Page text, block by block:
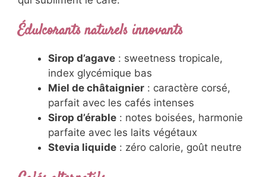
alternative.
Le lait de soja offre une richesse protéinique
intéressante et mousse excellemment. Pour
les amateurs d’originalité, le lait de
macadamia développe des arômes beurrés
exceptionnels qui subliment le café.
Édulcorants naturels innovants
Sirop d’agave : sweetness tropicale,
index glycémique bas